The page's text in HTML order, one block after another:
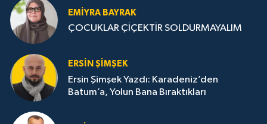
EMIYRA BAYRAK
ÇOCUKLAR ÇİÇEKTİR SOLDURMAYALIM
ERSIN ŞIMŞEK
Ersin Şimşek Yazdı: Karadeniz’den
Batum’a, Yolun Bana Bıraktıkları